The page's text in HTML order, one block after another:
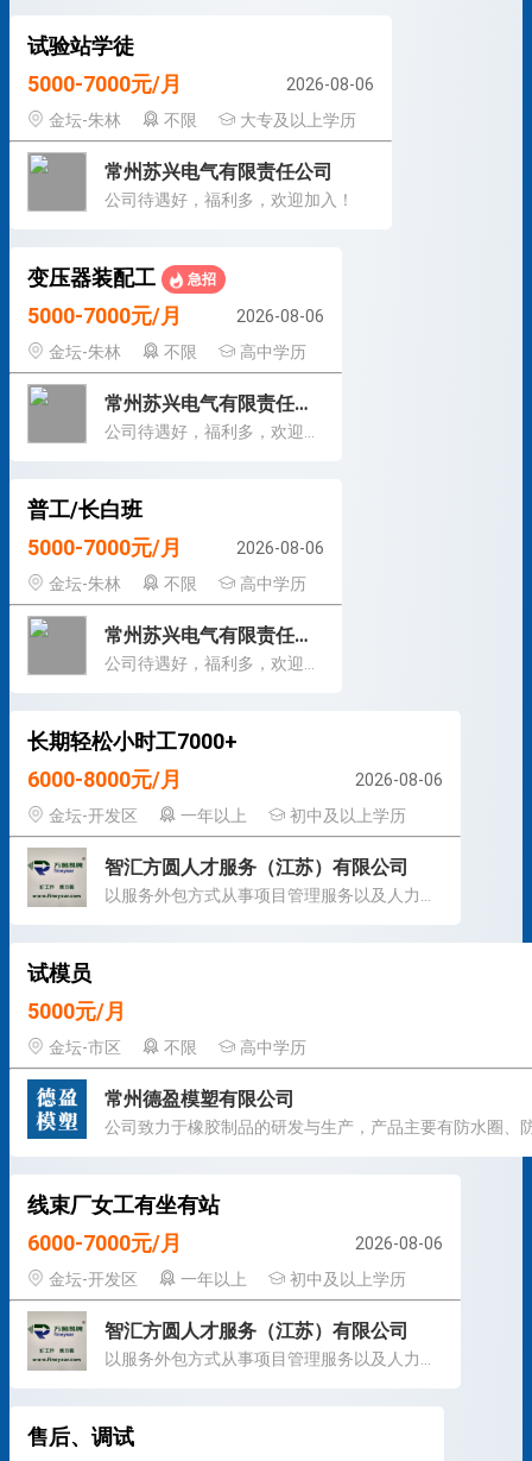
试验站学徒
5000-7000元/月
2026-08-06
金坛-朱林
不限 大专及以上学历
常州苏兴电气有限责任公司
公司待遇好，福利多，欢迎加入！
变压器装配工 急招
5000-7000元/月
2026-08-06
金坛-朱林
不限 高中学历
常州苏兴电气有限责任公司
普工/长白班
5000-7000元/月
2026-08-06
金坛-朱林
不限 高中学历
常州苏兴电气有限责任公司
长期轻松小时工7000+
6000-8000元/月
2026-08-06
金坛-开发区
一年以上 初中及以上学历
智汇方圆人才服务（江苏）有限公司
试模员
5000元/月
金坛-市区 不限 高中学历
常州德盈模塑有限公司
线束厂女工有坐有站
6000-7000元/月
2026-08-06
金坛-开发区
一年以上 初中及以上学历
智汇方圆人才服务（江苏）有限公司
售后、调试